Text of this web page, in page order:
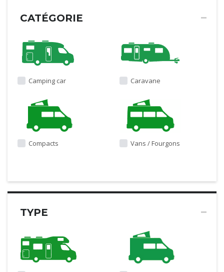
CATÉGORIE
Camping car Caravane
Compacts Vans / Fourgons
TYPE